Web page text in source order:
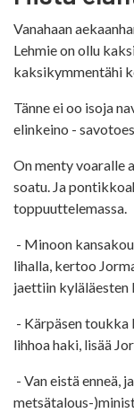
Vanahaan
Lehmie on ollu
kaksikymmentähi
Tänne ei oo isoja
elinkeino -
On menty voaralle
soatu. Ja
toppuuttelemassa.
- Minoon
lihalla, kertoo
jaettiin kyläläesten
- Kärpäsen
lihhoa haki, lisää
- Van eistä enneä,
metsätalous-